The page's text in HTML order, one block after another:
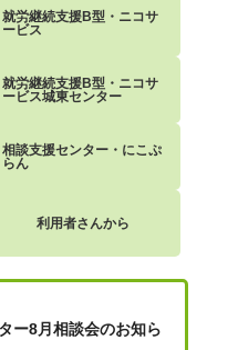
就労継続支援B型・ニコサ
ービス
就労継続支援B型・ニコサ
ービス城東センター
相談支援センター・にこぷ
らん
利用者さんから
ー8月相談会のお知ら